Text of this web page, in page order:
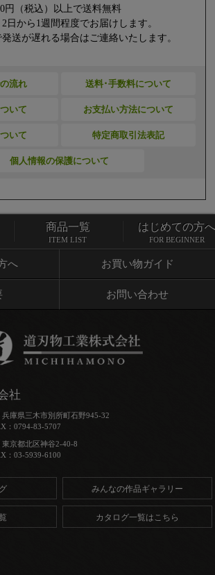
円（税込）以上で送料無料
日から1週間程度でお届けします。
送が遅れる場合はご連絡いたします。
流れ 送料･手数料について
いて お支払い方法について
いて 特定商取引法表記
個人情報の保護について
商品一覧
へ お買い物ガイド
お問い合わせ
商品一覧
ITEM LIST
はじめての方へ
FOR BEGINNER
社
県三木市別所町石野945-32
：0794-83-5707
京都北区神谷2-40-8
：03-5939-6100
みんなの作品ギャラリー
カタログ一覧はこちら